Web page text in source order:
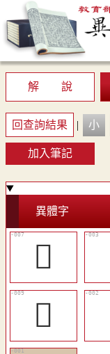
最新消息
顯示模式
解 說
回查詢結果 | 小
加入筆記
異體字
󰺞
󰸪